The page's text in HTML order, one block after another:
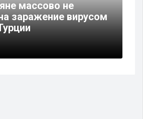
массово не
заражение вирусом